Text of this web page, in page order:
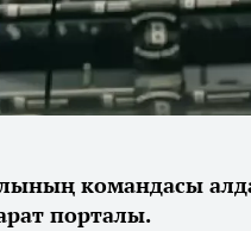
командасы
порталы.